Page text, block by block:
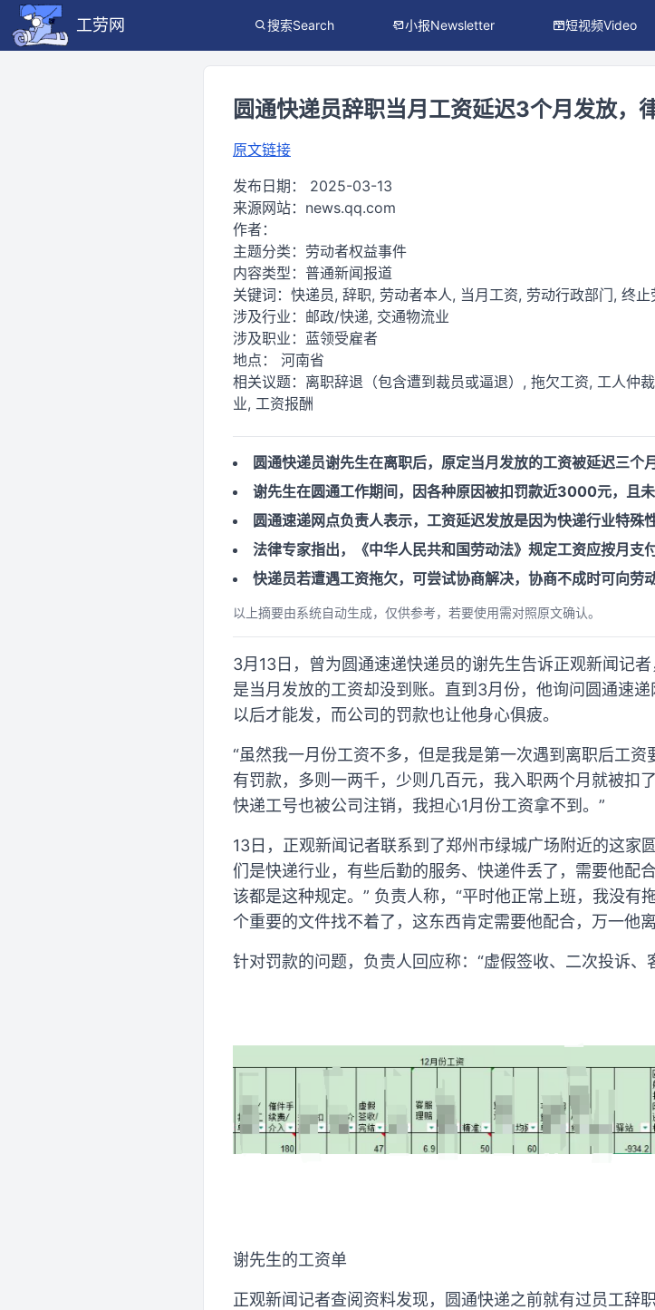
工劳网 搜索Search 小报Newsletter 短视频Video
圆通快递员辞职当月工资延迟3个月发放，
原文链接
发布日期： 2025-03-13
来源网站： news.qq.com
作者：
主题分类： 劳动者权益事件
内容类型： 普通新闻报道
关键词： 快递员, 辞职, 劳动者本人, 当月工资, 劳动行政部门, 终
涉及行业： 邮政/快递, 交通物流业
涉及职业： 蓝领受雇者
地点： 河南省
相关议题： 离职辞退（包含遭到裁员或逼退）, 拖欠工资, 工人仲
业, 工资报酬
圆通快递员谢先生在离职后，原定当月发放的工资被延迟三个
谢先生在圆通工作期间，因各种原因被扣罚款近3000元，且未
圆通速递网点负责人表示，工资延迟发放是因为快递行业特殊
法律专家指出，《中华人民共和国劳动法》规定工资应按月支
快递员若遭遇工资拖欠，可尝试协商解决，协商不成时可向劳
以上摘要由系统自动生成，仅供参考，若要使用需对照原文确认。
3月13日，曾为圆通速递快递员的谢先生告诉正观新闻记
是当月发放的工资却没到账。直到3月份，他询问圆通速
以后才能发，而公司的罚款也让他身心俱疲。
“虽然我一月份工资不多，但是我是第一次遇到离职后工
有罚款，多则一两千，少则几百元，我入职两个月就被扣
快递工号也被公司注销，我担心1月份工资拿不到。”
13日，正观新闻记者联系到了郑州市绿城广场附近的这家
们是快递行业，有些后勤的服务、快递件丢了，需要他配
该都是这种规定。” 负责人称，“平时他正常上班，我没有
个重要的文件找不着了，这东西肯定需要他配合，万一他
针对罚款的问题，负责人回应称：“虚假签收、二次投诉
谢先生的工资单
正观新闻记者查阅资料发现，圆通快递之前就有过员工辞